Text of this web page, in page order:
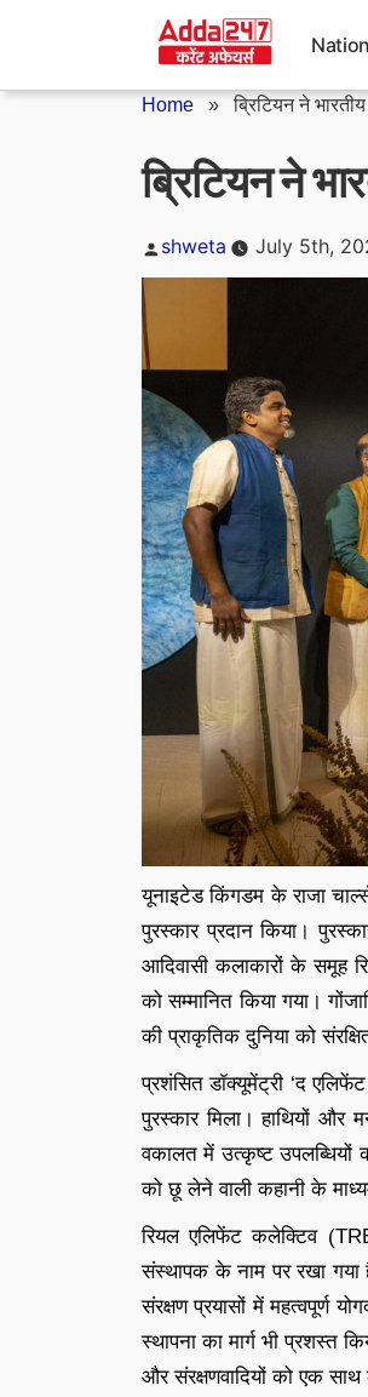
Home »ब्रिटियन ने
ब्रिटियन ने
Posted
shweta July 5th,
यूनाइटेड किंगडम के राजा चार्ल्स
पुरस्कार प्रदान किया।
आदिवासी कलाकारों के समूह
को सम्मानित किया गया।
की प्राकृतिक दुनिया को
प्रशंसित डॉक्यूमेंट्री ‘द एलिफेंट
पुरस्कार मिला। हाथियों और
वकालत में उत्कृष्ट उपलब्धियों
को छू लेने वाली कहानी के
रियल एलिफेंट कलेक्टिव
संस्थापक के नाम पर रखा गया
संरक्षण प्रयासों में महत्वपूर्ण
स्थापना का मार्ग भी प्रशस्त
और संरक्षणवादियों को एक साथ